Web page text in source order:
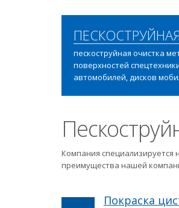
пескоструйная очистка
поверхностей
автомобилей, дисков
Компания специализируется
преимущества нашей
Покраска